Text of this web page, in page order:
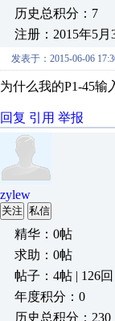
历史总积分：7
注册：2015年5月
发表于：2015-06-06
为什么我的P1-45
回复 引用 举报
zylew
关注 私信
精华：0帖
求助：0帖
帖子：4帖 | 126回
年度积分：0
历史总积分：230